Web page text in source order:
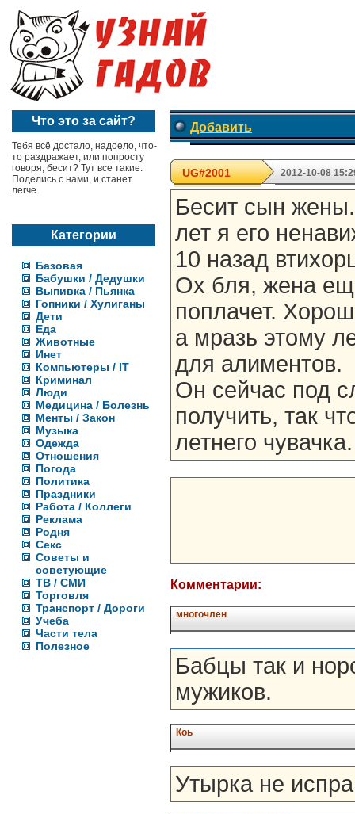
Что это за сайт?
Тебя всё достало, надоело, что-
то раздражает, или попросту
говоря, бесит? Тут все такие.
Поделись с нами, и станет
легче.
Категории
Базовая
Бабушки / Дедушки
Выпивка / Пьянка
Гопники / Хулиганы
Дети
Еда
Животные
Инет
Компьютеры / IT
Криминал
Люди
Медицина / Болезнь
Менты / Закон
Музыка
Одежда
Отношения
Погода
Политика
Праздники
Работа / Коллеги
Реклама
Родня
Секс
Советы и
советующие
ТВ / СМИ
Торговля
Транспорт / Дороги
Учеба
Части тела
Полезное
Добавить
UG#2001 2012-10-08
Бесит сын
лет я его
10 назад
Ох бля, жена
поплачет.
а мразь этому
для алиментов.
Он сейчас под
получить, так
летнего
Комментарии:
многочлен
Бабцы так и
мужиков.
Коь
Утырка не